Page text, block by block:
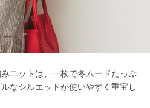
ニットは、一枚で冬ムードたっぷ
なシルエットが使いやすく重宝し